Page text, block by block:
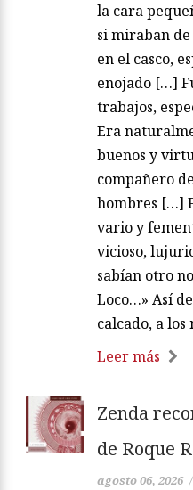
la cara
si miraban
en el casco,
enojado […]
trabajos,
Era
buenos y
compañero
hombres […]
vario y
vicioso,
sabían otro
Loco…» Así
calcado, a
Leer más
Zenda
de Roque
agosto 06, 2026 /